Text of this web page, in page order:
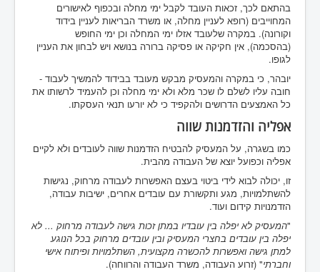
בהתאם לכך, זכאות העובד לקבל ימי מחלה ובכפוף לאישורים
המחוייבים (רופא לעניין מחלה, או משרד הבריאות לעניין בידוד
וקורונה). במקרה שלעובד אזלו ימי המחלה וכן ימי החופש
(בהסכמה), אין חקיקה או פסיקה ברורה בנושא ויש לבחון את העניין
לגופו.
יובהר, כי במקרה והמעסיק מבקש מעובד בבידוד להמשיך לעבוד -
חובה עליו לשלם לו שכר מלא ולא ימי מחלה וכן להעמיד לרשותו את
כל האמצעים הדרושים ולהקפיד כי לא יורעו תנאי העסקתו.
אפליה והזדמנות שווה
כמו בשגרה, על המעסיק להבטיח הזדמנות שווה לעובדים ולא לקיים
אפליה וכפועל יוצא של העבודה מהבית.
זו, יכולה לבוא לידי ביטוי בעצם האפשרות לעבודה מרחוק, נגישות
להשתלמויות, מגע ותקשורת עם עובדים אחרים, ישיבות עבודה,
הזדמנויות קידום ועוד.
"המעסיק לא יפלה בין עובדיו במתן זכות גישה לעבודה מרחוק ... לא
יפלה בין עובדים בחצרי המעסיק ובין עובדים מרחוק בכל הנוגע
למתן גישה ואפשרות להכשרה מקצועית, השתלמויות ופיתוח אישי
וחברתי" (זרוע העבודה, משרד העבודה והרווחה).